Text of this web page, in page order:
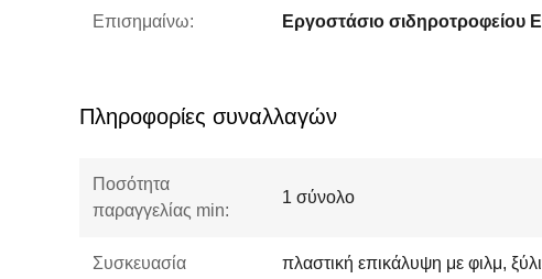
Επισημαίνω: Εργοστάσιο σιδηροτροφείου
Πληροφορίες συναλλαγών
Ποσότητα
παραγγελίας min:
1 σύνολο
Συσκευασία
πλαστική επικάλυψη με φιλμ,